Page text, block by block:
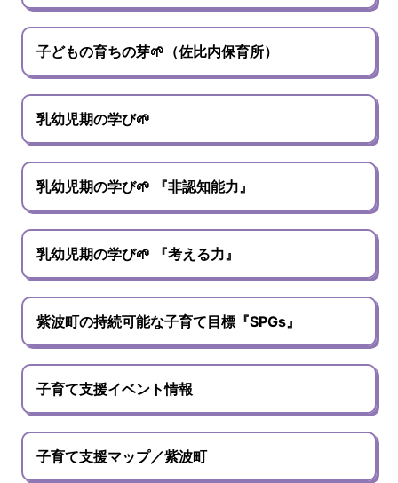
子どもの育ちの芽🌱（佐比内保育所）
乳幼児期の学び🌱
乳幼児期の学び🌱 『非認知能力』
乳幼児期の学び🌱 『考える力』
紫波町の持続可能な子育て目標『SPGs』
子育て支援イベント情報
子育て支援マップ／紫波町